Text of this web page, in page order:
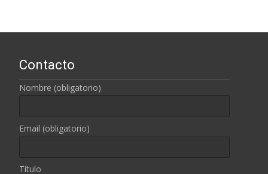
Contacto
Nombre (obligatorio)
Email (obligatorio)
Título